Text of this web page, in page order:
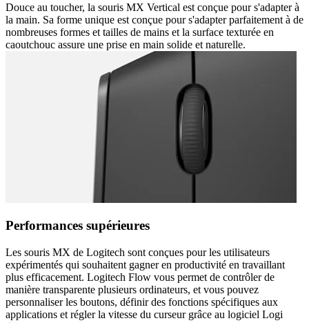
Douce au toucher, la souris MX Vertical est conçue pour s'adapter à
la main. Sa forme unique est conçue pour s'adapter parfaitement à de
nombreuses formes et tailles de mains et la surface texturée en
caoutchouc assure une prise en main solide et naturelle.
Performances supérieures
Les souris MX de Logitech sont conçues pour les utilisateurs
expérimentés qui souhaitent gagner en productivité en travaillant
plus efficacement. Logitech Flow vous permet de contrôler de
manière transparente plusieurs ordinateurs, et vous pouvez
personnaliser les boutons, définir des fonctions spécifiques aux
applications et régler la vitesse du curseur grâce au logiciel Logi